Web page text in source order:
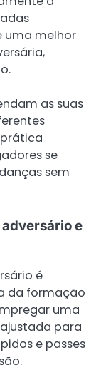
uma melhor
as suas
se
sem
e
é
da formação
uma
para
e passes